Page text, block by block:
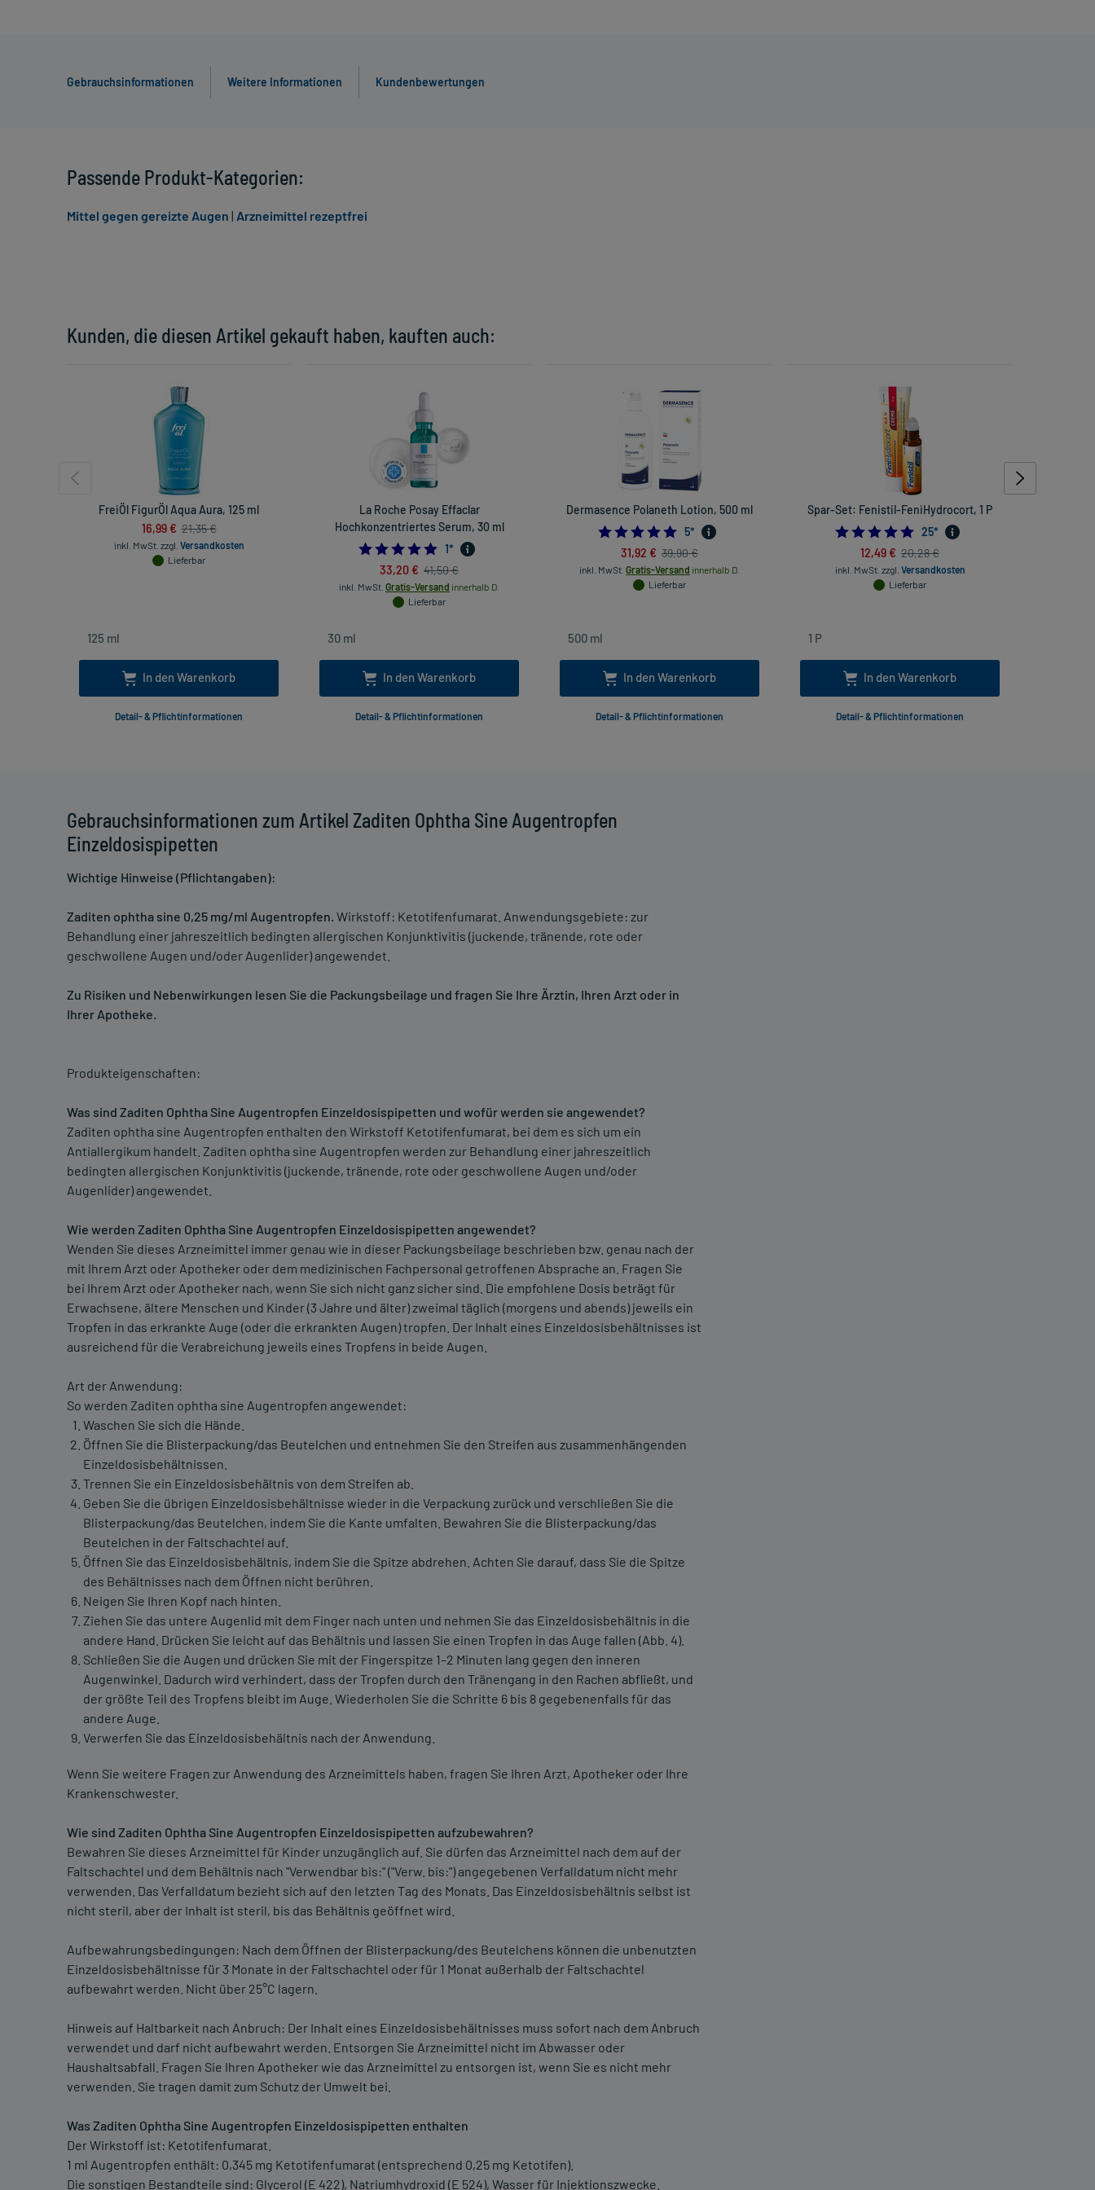
Gebrauchsinformationen Weitere Informationen Kundenbewertungen
Gebrauchsinformationen zum Artikel Zaditen Ophtha Sine Augentropfen
Einzeldosispipetten
Wichtige Hinweise (Pflichtangaben):
Zaditen ophtha sine 0,25 mg/ml Augentropfen. Wirkstoff: Ketotifenfumarat. Anwendungsgebiete: zur
Behandlung einer jahreszeitlich bedingten allergischen Konjunktivitis (juckende, tränende, rote oder
geschwollene Augen und/oder Augenlider) angewendet.
Zu Risiken und Nebenwirkungen lesen Sie die Packungsbeilage und fragen Sie Ihre Ärztin, Ihren Arzt oder in
Ihrer Apotheke.
Produkteigenschaften:
Was sind Zaditen Ophtha Sine Augentropfen Einzeldosispipetten und wofür werden sie angewendet?
Zaditen ophtha sine Augentropfen enthalten den Wirkstoff Ketotifenfumarat, bei dem es sich um ein
Antiallergikum handelt. Zaditen ophtha sine Augentropfen werden zur Behandlung einer jahreszeitlich
bedingten allergischen Konjunktivitis (juckende, tränende, rote oder geschwollene Augen und/oder
Augenlider) angewendet.
Wie werden Zaditen Ophtha Sine Augentropfen Einzeldosispipetten angewendet?
Wenden Sie dieses Arzneimittel immer genau wie in dieser Packungsbeilage beschrieben bzw. genau nach der
mit Ihrem Arzt oder Apotheker oder dem medizinischen Fachpersonal getroffenen Absprache an. Fragen Sie
bei Ihrem Arzt oder Apotheker nach, wenn Sie sich nicht ganz sicher sind. Die empfohlene Dosis beträgt für
Erwachsene, ältere Menschen und Kinder (3 Jahre und älter) zweimal täglich (morgens und abends) jeweils ein
Tropfen in das erkrankte Auge (oder die erkrankten Augen) tropfen. Der Inhalt eines Einzeldosisbehältnisses ist
ausreichend für die Verabreichung jeweils eines Tropfens in beide Augen.
Art der Anwendung:
So werden Zaditen ophtha sine Augentropfen angewendet:
Waschen Sie sich die Hände.
Öffnen Sie die Blisterpackung/das Beutelchen und entnehmen Sie den Streifen aus zusammenhängenden
Einzeldosisbehältnissen.
Trennen Sie ein Einzeldosisbehältnis von dem Streifen ab.
Geben Sie die übrigen Einzeldosisbehältnisse wieder in die Verpackung zurück und verschließen Sie die
Blisterpackung/das Beutelchen, indem Sie die Kante umfalten. Bewahren Sie die Blisterpackung/das
Beutelchen in der Faltschachtel auf.
Öffnen Sie das Einzeldosisbehältnis, indem Sie die Spitze abdrehen. Achten Sie darauf, dass Sie die Spitze
des Behältnisses nach dem Öffnen nicht berühren.
Neigen Sie Ihren Kopf nach hinten.
Ziehen Sie das untere Augenlid mit dem Finger nach unten und nehmen Sie das Einzeldosisbehältnis in die
andere Hand. Drücken Sie leicht auf das Behältnis und lassen Sie einen Tropfen in das Auge fallen (Abb. 4).
Schließen Sie die Augen und drücken Sie mit der Fingerspitze 1–2 Minuten lang gegen den inneren
Augenwinkel. Dadurch wird verhindert, dass der Tropfen durch den Tränengang in den Rachen abfließt, und
der größte Teil des Tropfens bleibt im Auge. Wiederholen Sie die Schritte 6 bis 8 gegebenenfalls für das
andere Auge.
Verwerfen Sie das Einzeldosisbehältnis nach der Anwendung.
Wenn Sie weitere Fragen zur Anwendung des Arzneimittels haben, fragen Sie Ihren Arzt, Apotheker oder Ihre
Krankenschwester.
Wie sind Zaditen Ophtha Sine Augentropfen Einzeldosispipetten aufzubewahren?
Bewahren Sie dieses Arzneimittel für Kinder unzugänglich auf. Sie dürfen das Arzneimittel nach dem auf der
Faltschachtel und dem Behältnis nach "Verwendbar bis:" ("Verw. bis:") angegebenen Verfalldatum nicht mehr
verwenden. Das Verfalldatum bezieht sich auf den letzten Tag des Monats. Das Einzeldosisbehältnis selbst ist
nicht steril, aber der Inhalt ist steril, bis das Behältnis geöffnet wird.
Aufbewahrungsbedingungen: Nach dem Öffnen der Blisterpackung/des Beutelchens können die unbenutzten
Einzeldosisbehältnisse für 3 Monate in der Faltschachtel oder für 1 Monat außerhalb der Faltschachtel
aufbewahrt werden. Nicht über 25°C lagern.
Hinweis auf Haltbarkeit nach Anbruch: Der Inhalt eines Einzeldosisbehältnisses muss sofort nach dem Anbruch
verwendet und darf nicht aufbewahrt werden. Entsorgen Sie Arzneimittel nicht im Abwasser oder
Haushaltsabfall. Fragen Sie Ihren Apotheker wie das Arzneimittel zu entsorgen ist, wenn Sie es nicht mehr
verwenden. Sie tragen damit zum Schutz der Umwelt bei.
Was Zaditen Ophtha Sine Augentropfen Einzeldosispipetten enthalten
Der Wirkstoff ist: Ketotifenfumarat.
1 ml Augentropfen enthält: 0,345 mg Ketotifenfumarat (entsprechend 0,25 mg Ketotifen).
Die sonstigen Bestandteile sind: Glycerol (E 422), Natriumhydroxid (E 524), Wasser für Injektionszwecke.
Kunden, die diesen Artikel gekauft haben, kauften auch:
FreiÖl FigurÖl Aqua Aura, 125 ml
16,99 € 21,35 €
inkl. MwSt. zzgl. Versandkosten
Lieferbar
In den Warenkorb
Detail- & Pflichtinformationen
La Roche Posay Effaclar
Hochkonzentriertes Serum, 30 ml
5.0
1*
33,20 € 41,50 €
inkl. MwSt. Gratis-Versand innerhalb D.
Lieferbar
In den Warenkorb
Detail- & Pflichtinformationen
Dermasence Polaneth Lotion, 500 ml
5.0
5*
31,92 € 39,90 €
inkl. MwSt. Gratis-Versand innerhalb D.
Lieferbar
In den Warenkorb
Detail- & Pflichtinformationen
Spar-Set: Fenistil-FeniHydrocort, 1 P
4.8
25*
12,49 € 20,28 €
inkl. MwSt. zzgl. Versandkosten
Lieferbar
In den Warenkorb
Detail- & Pflichtinformationen
Passende Produkt-Kategorien:
Mittel gegen gereizte Augen | Arzneimittel rezeptfrei